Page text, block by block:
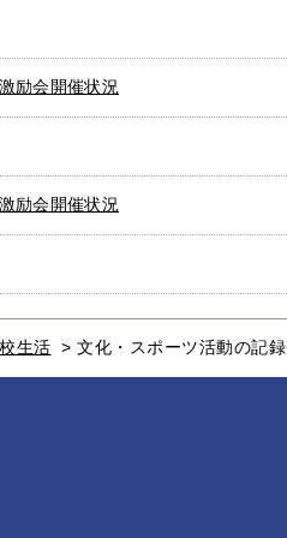
励会開催状況
励会開催状況
生活 > 文化・スポーツ活動の記録